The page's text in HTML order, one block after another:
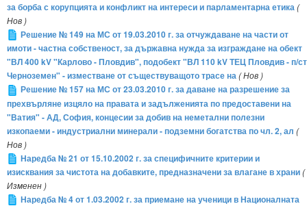
за борба с корупцията и конфликт на интереси и парламентарна етика(
Нов )
Решение № 149 на МС от 19.03.2010 г. за отчуждаване на части от
имоти - частна собственост, за държавна нужда за изграждане на обект
"ВЛ 400 kV "Карлово - Пловдив", подобект "ВЛ 110 kV ТЕЦ Пловдив - п/ст
Черноземен" - изместване от съществуващото трасе на( Нов )
Решение № 157 на МС от 23.03.2010 г. за даване на разрешение за
прехвърляне изцяло на правата и задълженията по предоставени на
"Ватия" - АД, София, концесии за добив на неметални полезни
изкопаеми - индустриални минерали - подземни богатства по чл. 2, ал (
Нов )
Наредба № 21 от 15.10.2002 г. за специфичните критерии и
изисквания за чистота на добавките, предназначени за влагане в храни(
Изменен )
Наредба № 4 от 1.03.2002 г. за приемане на ученици в Националната